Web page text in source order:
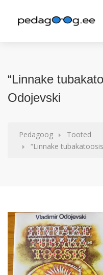
“Linnake
Odojevski
Pedagoog
Tooted
“Linnake